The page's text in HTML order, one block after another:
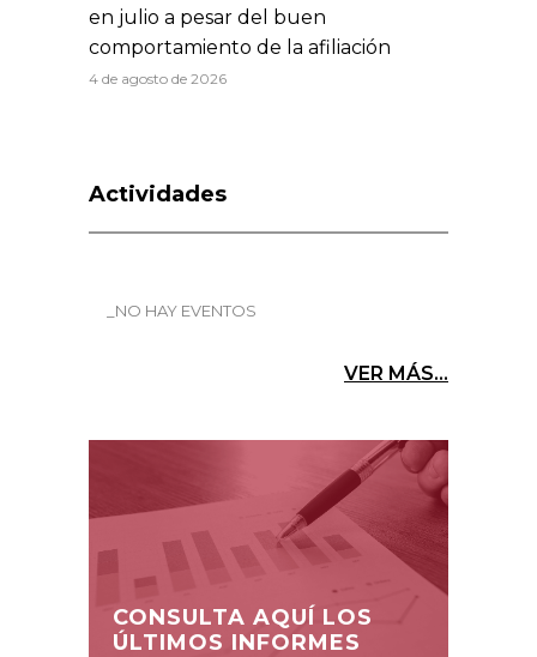
en julio a pesar del buen
comportamiento de la afiliación
4 de agosto de 2026
Actividades
_NO HAY EVENTOS
VER MÁS...
CONSULTA AQUÍ LOS
ÚLTIMOS INFORMES